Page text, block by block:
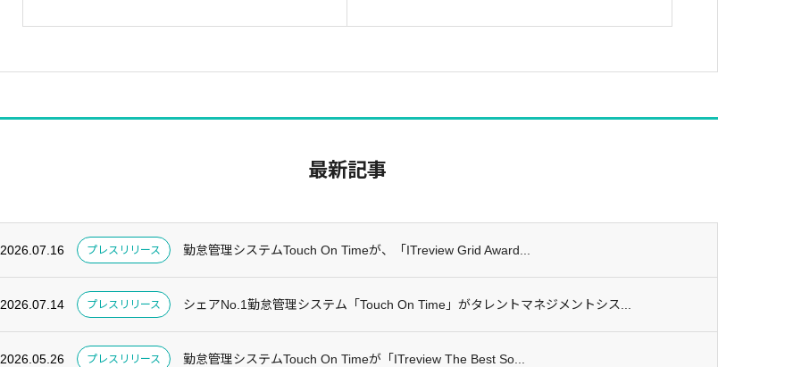
最新記事
2026.07.16 プレスリリース 勤怠管理システムTouch On Timeが、「ITreview Grid Award...
2026.07.14 プレスリリース シェアNo.1勤怠管理システム「Touch On Time」がタレントマネジメントシス...
2026.05.26 プレスリリース 勤怠管理システムTouch On Timeが「ITreview The Best So...